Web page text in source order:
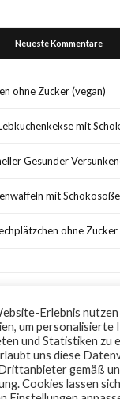
Neueste Kommentare
ohne Zucker (vegan)
mit
Gesunder
mit Schokosoße
ohne Zucker
Erlebnis
um personalisierte
und Statistiken zu
uns diese
gemäß
Cookies lassen